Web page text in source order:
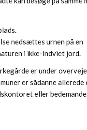
nedsættes urnen på en
i ikke-indviet jord.
er under
er sådanne
eller